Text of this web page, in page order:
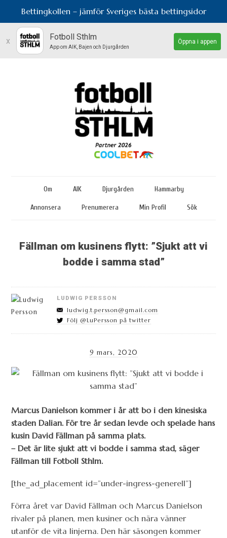
Bettingkollen – jämför Sveriges bästa bettingsidor
x Fotboll Sthlm
App om AIK, Bajen och Djurgården
Öppna i appen
Om AIK Djurgården Hammarby
Annonsera Prenumerera Min Profil Sök
Fällman om kusinens flytt: ”Sjukt att vi
bodde i samma stad”
LUDWIG PERSSON
ludwig.t.persson@gmail.com
Följ @LuPersson på twitter
9 mars, 2020
Marcus Danielson kommer i år att bo i den kinesiska
staden Dalian. För tre år sedan levde och spelade hans
kusin David Fällman på samma plats.
– Det är lite sjukt att vi bodde i samma stad, säger
Fällman till Fotboll Sthlm.
[the_ad_placement id=”under-ingress-generell”]
Förra året var David Fällman och Marcus Danielson
rivaler på planen, men kusiner och nära vänner
utanför de vita linjerna. Den här säsongen kommer